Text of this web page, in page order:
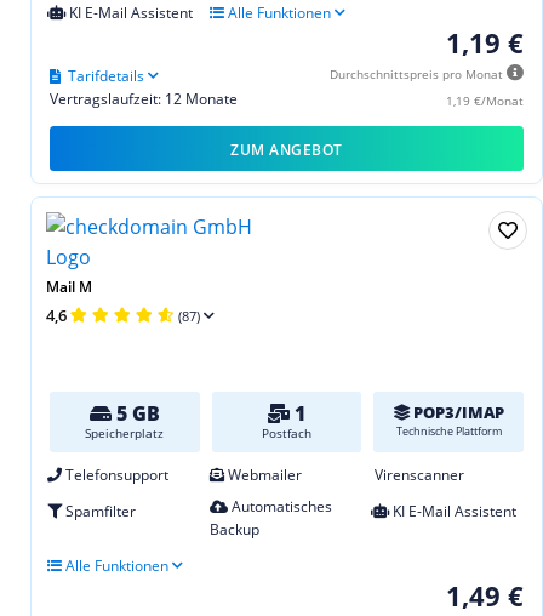
KI E-Mail Assistent
Alle Funktionen
1,19 €
Durchschnittspreis pro Monat
1,19 €/Monat
Vertragslaufzeit: 12 Monate
Tarifdetails
ZUM ANGEBOT
Mail M
4,6 (87)
5 GB
Speicherplatz
1
Postfach
POP3/IMAP
Technische Plattform
Telefonsupport Webmailer
Virenscanner
Spamfilter
Automatisches
Backup
KI E-Mail Assistent
Alle Funktionen
1,49 €